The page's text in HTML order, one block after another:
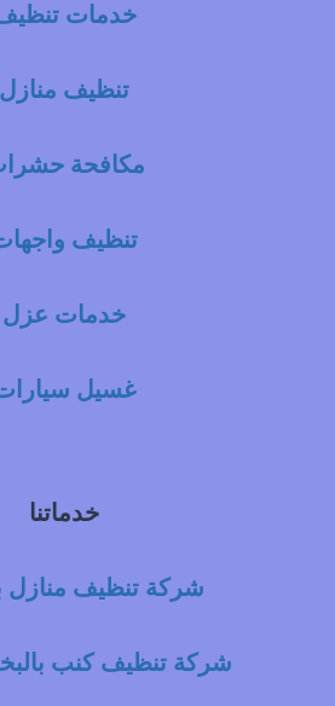
خدمات
تنظيف منازل
مكافحة
تنظيف
خدمات عزل
غسيل
خدماتنا
شركة تنظيف منازل
شركة تنظيف كنب